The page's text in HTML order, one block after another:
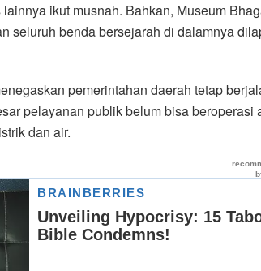
ikut musnah. Bahkan, Museum
seluruh benda bersejarah di dalamnya
pemerintahan daerah tetap
pelayanan publik belum bisa beroperasi
dan air.